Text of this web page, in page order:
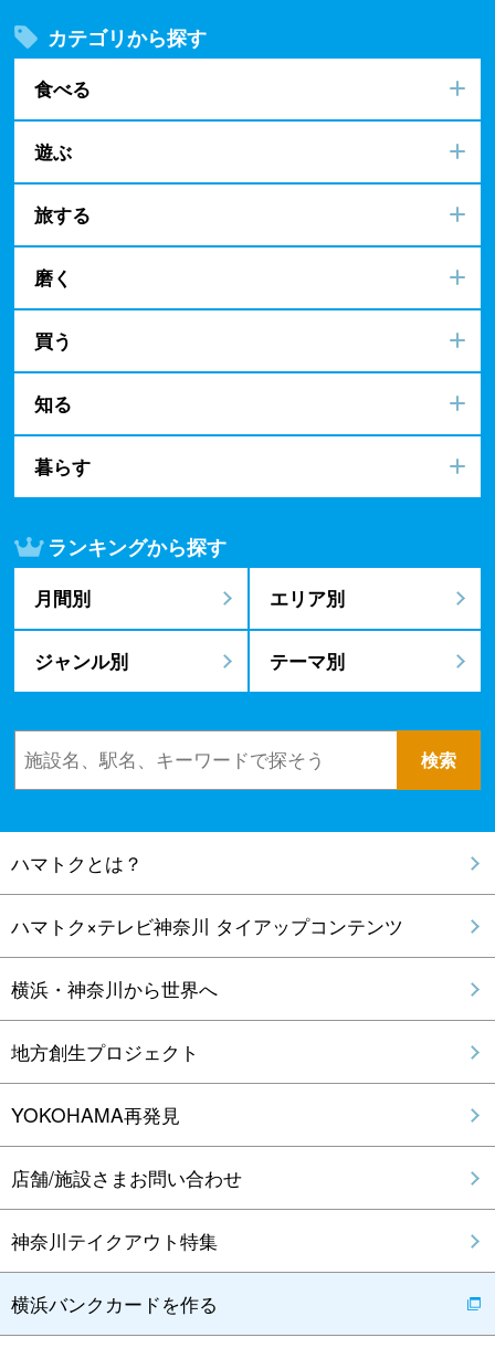
カテゴリから探す
食べる
遊ぶ
旅する
磨く
買う
知る
暮らす
ランキングから探す
月間別 エリア別
ジャンル別 テーマ別
ハマトクとは？
ハマトク×テレビ神奈川 タイアップコンテンツ
横浜・神奈川から世界へ
地方創生プロジェクト
YOKOHAMA再発見
店舗/施設さまお問い合わせ
神奈川テイクアウト特集
横浜バンクカードを作る